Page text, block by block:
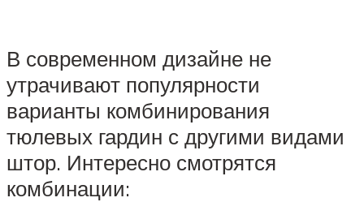
В современном дизайне не
утрачивают популярности
варианты комбинирования
тюлевых гардин с другими видами
штор. Интересно смотрятся
комбинации: